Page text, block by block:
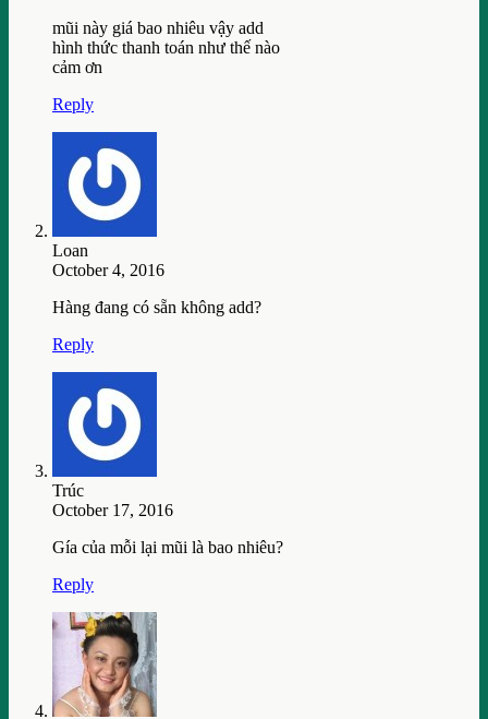
mũi này giá bao nhiêu vậy add
hình thức thanh toán như thế nào
cảm ơn
Reply
Loan
October 4, 2016
Hàng đang có sẵn không add?
Reply
Trúc
October 17, 2016
Gía của mỗi lại mũi là bao nhiêu?
Reply